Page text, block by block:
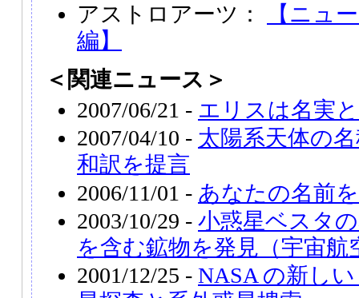
アストロアーツ：
【ニュ
編】
＜関連ニュース＞
2007/06/21 - エリスは名実
2007/04/10 - 太陽系天体の
和訳を提言
2006/11/01 - あなたの名前
2003/10/29 - 小惑星ベスタ
を含む鉱物を発見（宇宙航
2001/12/25 - NASA の新し